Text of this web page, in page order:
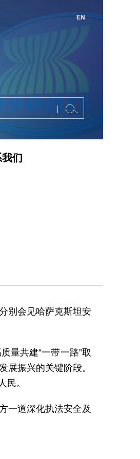
EN
们
别会见哈萨克斯坦安
量共建“一带一路”取
展振兴的关键阶段。
民。
一道深化执法安全及